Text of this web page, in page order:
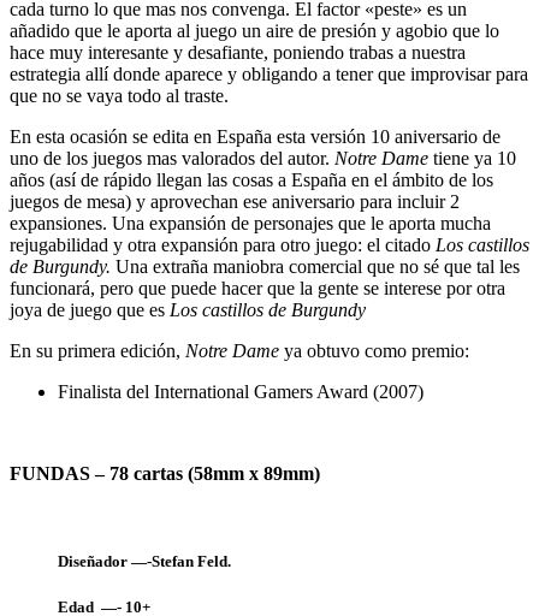
cada turno lo que mas nos convenga. El factor «peste» es un
añadido que le aporta al juego un aire de presión y agobio que lo
hace muy interesante y desafiante, poniendo trabas a nuestra
estrategia allí donde aparece y obligando a tener que improvisar para
que no se vaya todo al traste.
En esta ocasión se edita en España esta versión 10 aniversario de
uno de los juegos mas valorados del autor. Notre Dame tiene ya 10
años (así de rápido llegan las cosas a España en el ámbito de los
juegos de mesa) y aprovechan ese aniversario para incluir 2
expansiones. Una expansión de personajes que le aporta mucha
rejugabilidad y otra expansión para otro juego: el citado Los castillos
de Burgundy. Una extraña maniobra comercial que no sé que tal les
funcionará, pero que puede hacer que la gente se interese por otra
joya de juego que es Los castillos de Burgundy
En su primera edición, Notre Dame ya obtuvo como premio:
Finalista del International Gamers Award (2007)
FUNDAS – 78 cartas (58mm x 89mm)
Diseñador —-Stefan Feld.
Edad —- 10+